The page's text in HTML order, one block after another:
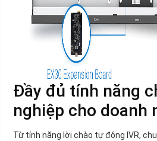
Đầy đủ tính năng
nghiệp cho doanh
Từ tính năng lời chào tự động IVR,